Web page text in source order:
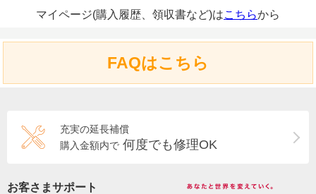
マイページ(購入履歴、領収書など)はこちらから
FAQはこちら
充実の延長補償
購入金額内で 何度でも修理OK
お客さまサポート